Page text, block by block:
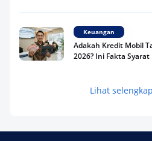
Keuangan
Adakah Kredit Mobil
2026? Ini Fakta
Keuangan
Terpercaya
Lihat